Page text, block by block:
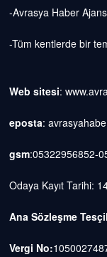
-Avrasya Haber
-Tüm kentlerde bir
Web sitesi:
eposta:
gsm:05322956852-
Odaya Kayıt Tarihi:
Ana Sözleşme
Vergi No: